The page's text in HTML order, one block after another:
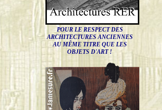
POUR LE RESPECT DES
ARCHITECTURES ANCIENNES
AU MÊME TITRE QUE LES
OBJETS D'ART !